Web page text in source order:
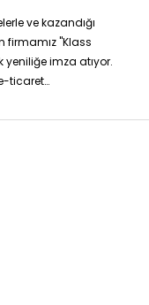
ve kazandığı
firmamız ''Klass
yeniliğe imza atıyor.
ticaret
çok kolay bir